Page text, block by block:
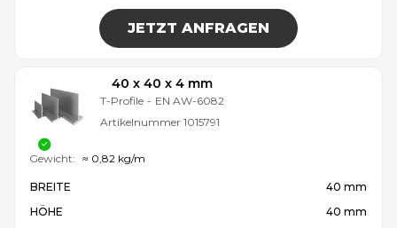
JETZT ANFRAGEN
40 x 40 x 4 mm
T-Profile - EN AW-6082
Artikelnummer 1015791
BREITE
40 mm
HÖHE
40 mm
Gewicht: ≈ 0,82 kg/m